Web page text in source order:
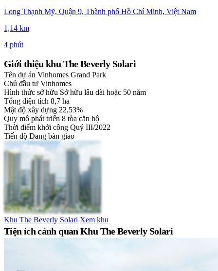
Long Thạnh Mỹ, Quận 9, Thành phố Hồ Chí Minh, Việt Nam
1,14 km
4 phút
Giới thiệu khu The Beverly Solari
Tên dự án Vinhomes Grand Park
Chủ đầu tư Vinhomes
Hình thức sở hữu Sở hữu lâu dài hoặc 50 năm
Tổng diện tích 8,7 ha
Mật độ xây dựng 22,53%
Quy mô phát triển 8 tòa căn hộ
Thời điểm khởi công Quý III/2022
Tiến độ Đang bàn giao
Khu The Beverly Solari Xem khu
Tiện ích cảnh quan Khu The Beverly Solari